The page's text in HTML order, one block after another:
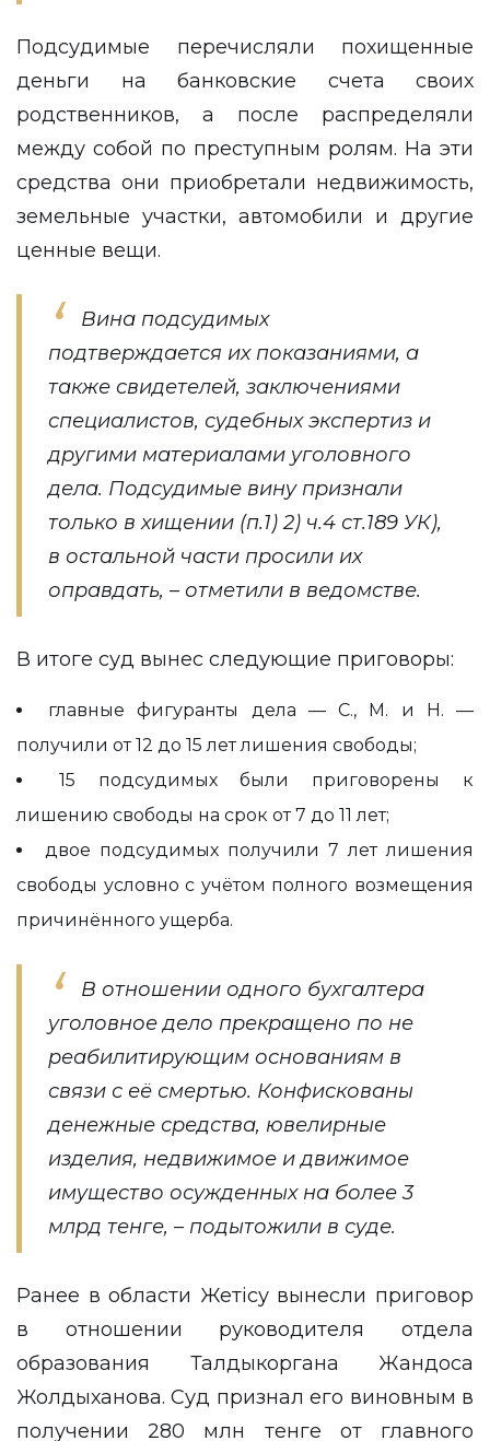
Подсудимые перечисляли похищенные
деньги на банковские счета своих
родственников, а после распределяли
между собой по преступным ролям. На эти
средства они приобретали недвижимость,
земельные участки, автомобили и другие
ценные вещи.
Вина подсудимых
подтверждается их показаниями, а
также свидетелей, заключениями
специалистов, судебных экспертиз и
другими материалами уголовного
дела. Подсудимые вину признали
только в хищении (п.1) 2) ч.4 ст.189 УК),
в остальной части просили их
оправдать, – отметили в ведомстве.
В итоге суд вынес следующие приговоры:
главные фигуранты дела — С., М. и Н. —
получили от 12 до 15 лет лишения свободы;
15 подсудимых были приговорены к
лишению свободы на срок от 7 до 11 лет;
двое подсудимых получили 7 лет лишения
свободы условно с учётом полного возмещения
причинённого ущерба.
В отношении одного бухгалтера
уголовное дело прекращено по не
реабилитирующим основаниям в
связи с её смертью. Конфискованы
денежные средства, ювелирные
изделия, недвижимое и движимое
имущество осужденных на более 3
млрд тенге, – подытожили в суде.
Ранее в области Жетісу вынесли приговор
в отношении руководителя отдела
образования Талдыкоргана Жандоса
Жолдыханова. Суд признал его виновным в
получении 280 млн тенге от главного